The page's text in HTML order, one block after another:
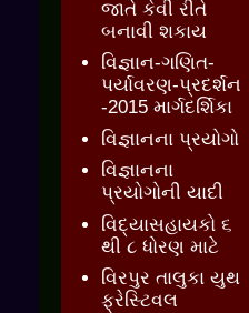
જાતે કેવી રીતે
બનાવી શકાય
વિજ્ઞાન-ગણિત-
પર્યાવરણ-પ્રદર્શન
-2015 માર્ગદર્શિકા
વિજ્ઞાનના પ્રયોગો
વિજ્ઞાનના
પ્રયોગોની યાદી
વિદ્યાસહાયકો ૬
થી ૮ ધોરણ માટે
વિરપુર તાલુકા યુથ
ફ્રેસ્ટિવલ